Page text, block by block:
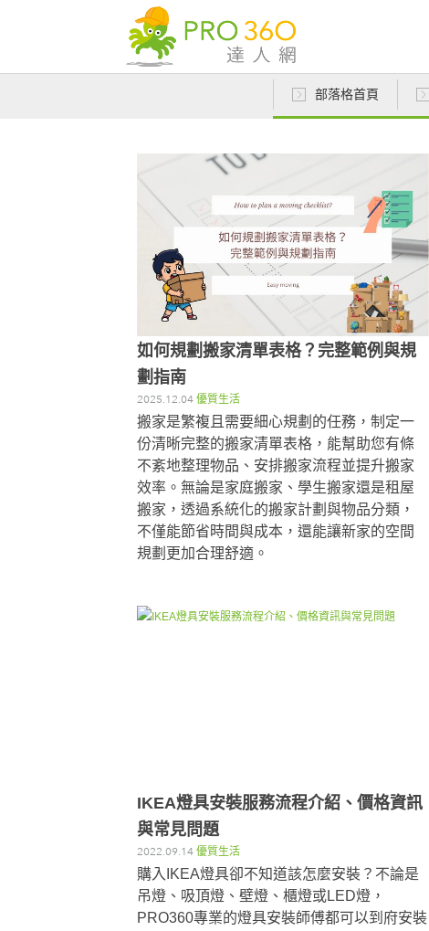
部落格首頁
如何規劃搬家清單表格？完整範例與規
劃指南
2025.12.04 優質生活
搬家是繁複且需要細心規劃的任務，制定一
份清晰完整的搬家清單表格，能幫助您有條
不紊地整理物品、安排搬家流程並提升搬家
效率。無論是家庭搬家、學生搬家還是租屋
搬家，透過系統化的搬家計劃與物品分類，
不僅能節省時間與成本，還能讓新家的空間
規劃更加合理舒適。
IKEA燈具安裝服務流程介紹、價格資訊
與常見問題
2022.09.14 優質生活
購入IKEA燈具卻不知道該怎麼安裝？不論是
吊燈、吸頂燈、壁燈、櫃燈或LED燈，
PRO360專業的燈具安裝師傅都可以到府安裝